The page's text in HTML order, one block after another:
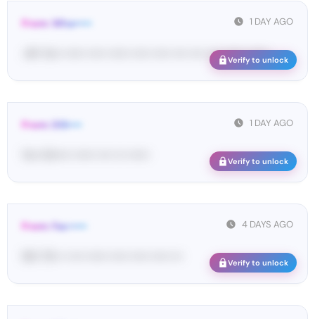
1 DAY AGO
From: Wha•••••
<#• Yo•• •••••• ••••• •••••• ••••• ••••• •••• •••• •••• •••••• ••••••
Verify to unlock
1 DAY AGO
From: DIS••••
Verify to unlock
4 DAYS AGO
From: Fac•••••
Verify to unlock